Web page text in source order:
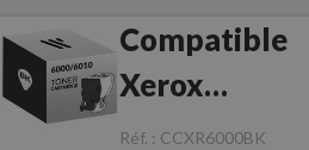
Compatible
Xerox
6000/6010
Réf. : CCXR6000BK